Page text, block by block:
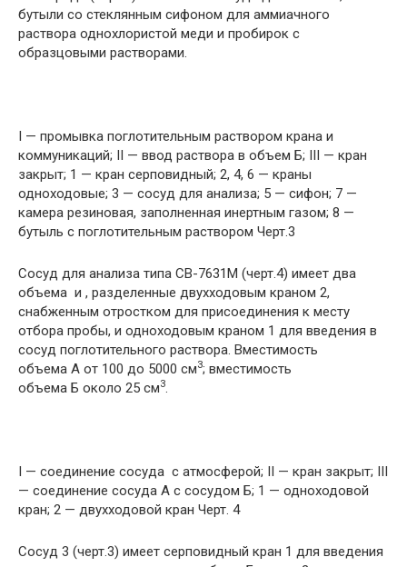
бутыли со стеклянным сифоном для аммиачного
раствора однохлористой меди и пробирок с
образцовыми растворами.
I — промывка поглотительным раствором крана и
коммуникаций; II — ввод раствора в объем Б; III — кран
закрыт; 1 — кран серповидный; 2, 4, 6 — краны
одноходовые; 3 — сосуд для анализа; 5 — сифон; 7 —
камера резиновая, заполненная инертным газом; 8 —
бутыль с поглотительным раствором Черт.3
Сосуд для анализа типа СВ-7631М (черт.4) имеет два
объема и , разделенные двухходовым краном 2,
снабженным отростком для присоединения к месту
отбора пробы, и одноходовым краном 1 для введения в
сосуд поглотительного раствора. Вместимость
объема А от 100 до 5000 см3; вместимость
объема Б около 25 см3
I — соединение сосуда с атмосферой; II — кран закрыт; III
— соединение сосуда А с сосудом Б; 1 — одноходовой
кран; 2 — двухходовой кран Черт. 4
Сосуд 3 (черт.3) имеет серповидный кран 1 для введения